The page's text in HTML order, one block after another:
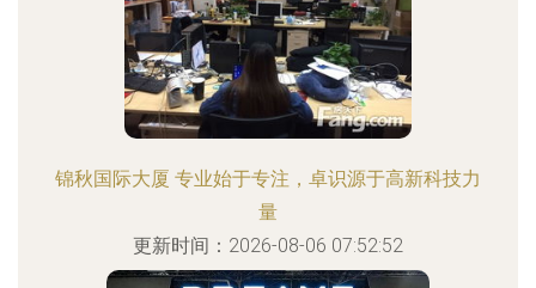
锦秋国际大厦 专业始于专注，卓识源于高新科技力
量
更新时间：2026-08-06 07:52:52